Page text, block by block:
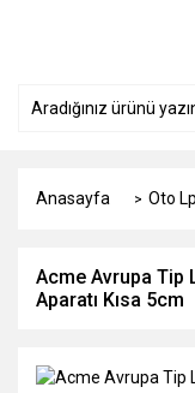
Anasayfa Oto
Acme Avrupa Tip
Aparatı Kısa 5cm